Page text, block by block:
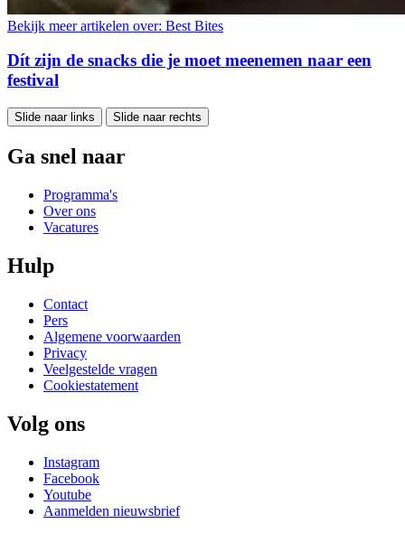
Bekijk meer artikelen over: Best Bites
Dít zijn de snacks die je moet meenemen naar een
festival
Slide naar links Slide naar rechts
Ga snel naar
Programma's
Over ons
Vacatures
Hulp
Contact
Pers
Algemene voorwaarden
Privacy
Veelgestelde vragen
Cookiestatement
Volg ons
Instagram
Facebook
Youtube
Aanmelden nieuwsbrief